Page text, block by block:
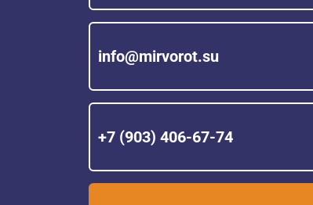
info@mirvorot.su
+7 (903) 406-67-74